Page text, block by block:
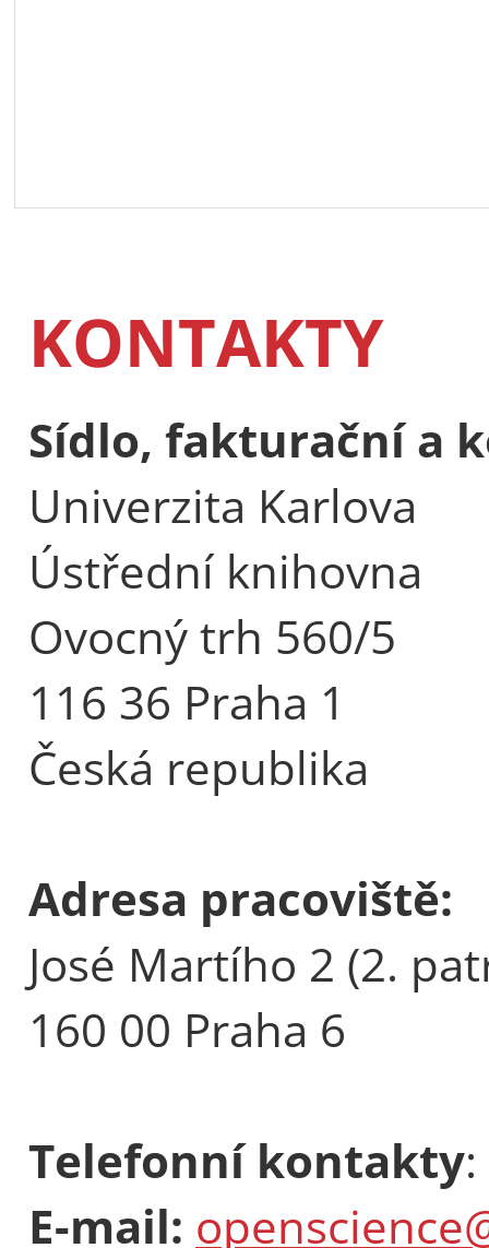
KONTAKTY
Sídlo, fakturační a
Univerzita Karlova
Ústřední knihovna
Ovocný trh 560/5
116 36 Praha 1
Česká republika
Adresa pracoviště:
José Martího 2 (2.
160 00 Praha 6
Telefonní kontakty:
E-mail: